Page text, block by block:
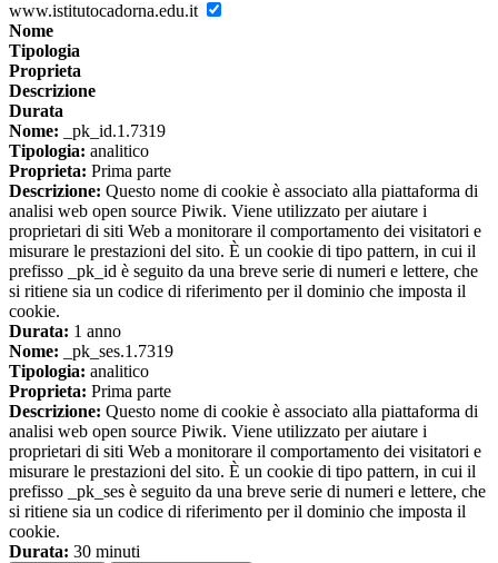
www.istitutocadorna.edu.it
Nome
Tipologia
Proprieta
Descrizione
Durata
Nome: _pk_id.1.7319
Tipologia: analitico
Proprieta: Prima parte
Descrizione: Questo nome di cookie è associato alla piattaforma di
analisi web open source Piwik. Viene utilizzato per aiutare i
proprietari di siti Web a monitorare il comportamento dei visitatori e
misurare le prestazioni del sito. È un cookie di tipo pattern, in cui il
prefisso _pk_id è seguito da una breve serie di numeri e lettere, che
si ritiene sia un codice di riferimento per il dominio che imposta il
cookie.
Durata: 1 anno
Nome: _pk_ses.1.7319
Tipologia: analitico
Proprieta: Prima parte
Descrizione: Questo nome di cookie è associato alla piattaforma di
analisi web open source Piwik. Viene utilizzato per aiutare i
proprietari di siti Web a monitorare il comportamento dei visitatori e
misurare le prestazioni del sito. È un cookie di tipo pattern, in cui il
prefisso _pk_ses è seguito da una breve serie di numeri e lettere, che
si ritiene sia un codice di riferimento per il dominio che imposta il
cookie.
Durata: 30 minuti